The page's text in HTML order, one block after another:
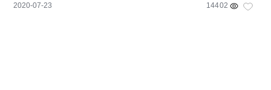
2020-07-23 14402